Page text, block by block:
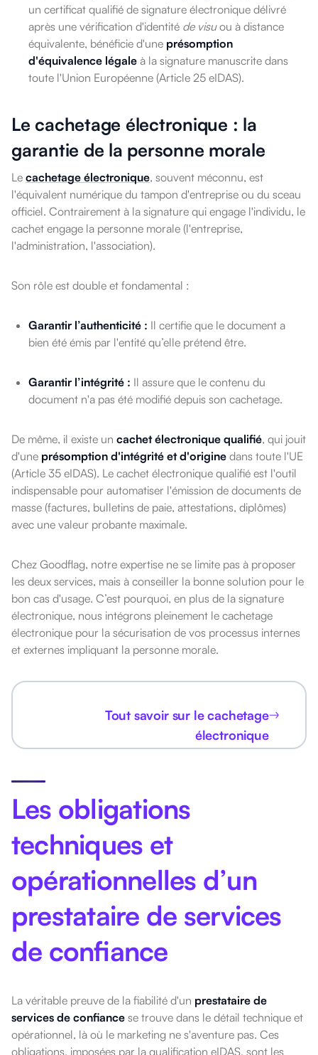
un certificat qualifié de signature électronique délivré
après une vérification d'identité de visuou à distance
équivalente, bénéficie d'une présomption
d'équivalence légale à la signature manuscrite dans
toute l'Union Européenne (Article 25 eIDAS).
Le cachetage électronique : la
garantie de la personne morale
Le cachetage électronique, souvent méconnu, est
l'équivalent numérique du tampon d'entreprise ou du sceau
officiel. Contrairement à la signature qui engage l'individu, le
cachet engage la personne morale (l'entreprise,
l'administration, l'association).
Son rôle est double et fondamental :
Garantir l’authenticité : Il certifie que le document a
bien été émis par l'entité qu’elle prétend être.
Garantir l’intégrité : Il assure que le contenu du
document n'a pas été modifié depuis son cachetage.
De même, il existe un cachet électronique qualifié, qui jouit
d'une présomption d'intégrité et d'origine dans toute l'UE
(Article 35 eIDAS). Le cachet électronique qualifié est l'outil
indispensable pour automatiser l'émission de documents de
masse (factures, bulletins de paie, attestations, diplômes)
avec une valeur probante maximale.
Chez Goodflag, notre expertise ne se limite pas à proposer
les deux services, mais à conseiller la bonne solution pour le
bon cas d'usage. C’est pourquoi, en plus de la signature
électronique, nous intégrons pleinement le cachetage
électronique pour la sécurisation de vos processus internes
et externes impliquant la personne morale.
Tout savoir sur le cachetage
électronique
Les obligations
techniques et
opérationnelles d’un
prestataire de services
de confiance
La véritable preuve de la fiabilité d'un prestataire de
services de confiance se trouve dans le détail technique et
opérationnel, là où le marketing ne s'aventure pas. Ces
obligations, imposées par la qualification eIDAS, sont les